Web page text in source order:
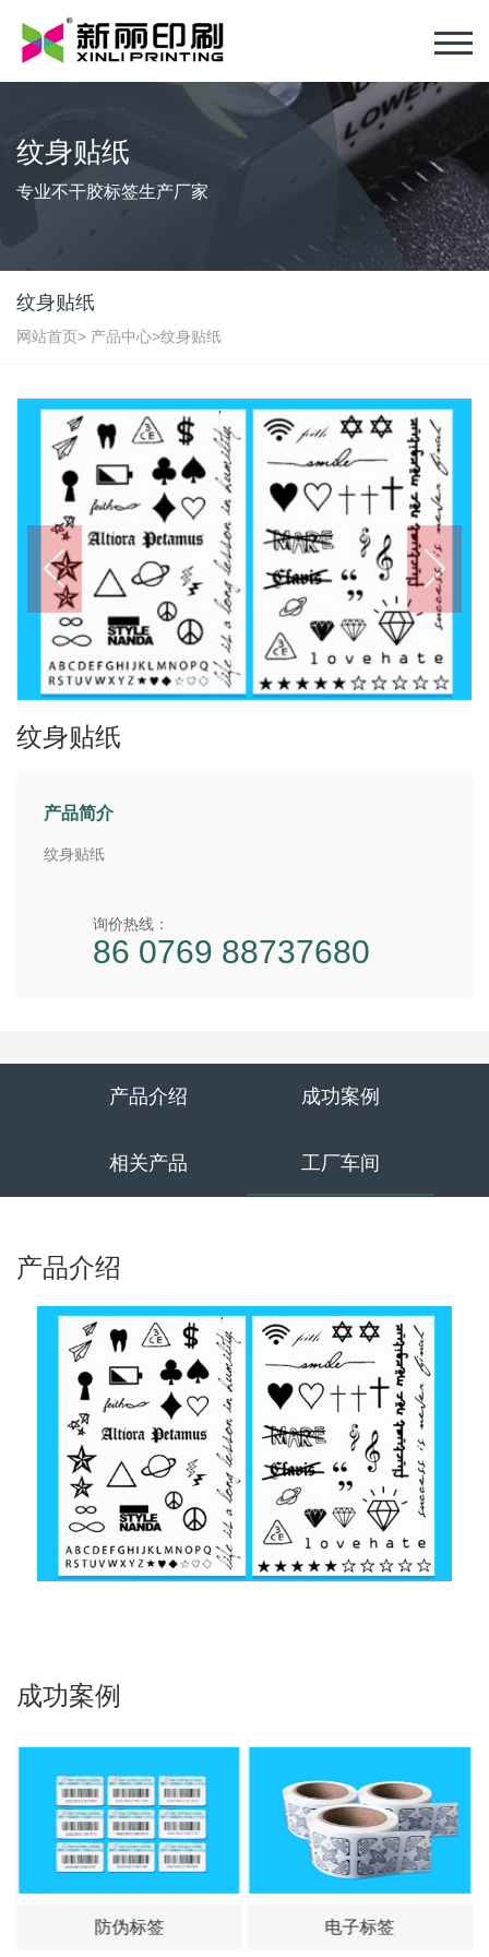
纹身贴纸
专业不干胶标签生产厂家
纹身贴纸
网站首页> 产品中心>纹身贴纸
纹身贴纸
产品简介
纹身贴纸
询价热线：
86 0769 88737680
产品介绍 成功案例
相关产品 工厂车间
产品介绍
成功案例
电子标签 模内标签